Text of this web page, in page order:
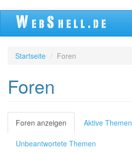
Direkt
Inhalt
Startseite Foren
Foren
Primäre
Reiter
Foren anzeigen (aktiver
Reiter)
Aktive Themen
Unbeantwortete Themen